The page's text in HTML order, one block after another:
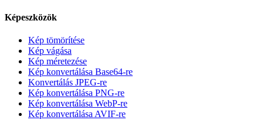
Képeszközök
Kép tömörítése
Kép vágása
Kép méretezése
Kép konvertálása Base64-re
Konvertálás JPEG-re
Kép konvertálása PNG-re
Kép konvertálása WebP-re
Kép konvertálása AVIF-re